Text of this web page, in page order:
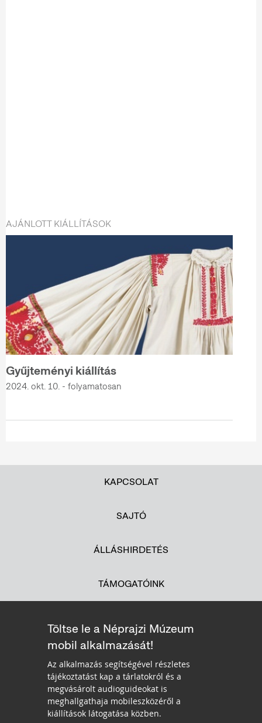
AJÁNLOTT KIÁLLÍTÁSOK
Gyűjteményi kiállítás
2024. okt. 10. - folyamatosan
KAPCSOLAT
SAJTÓ
ÁLLÁSHIRDETÉS
TÁMOGATÓINK
Töltse le a Néprajzi Múzeum
mobil alkalmazását!
Az alkalmazás segítségével részletes
tájékoztatást kap a tárlatokról és a
megvásárolt audioguideokat is
meghallgathaja mobileszközéről a
kiállítások látogatása közben.